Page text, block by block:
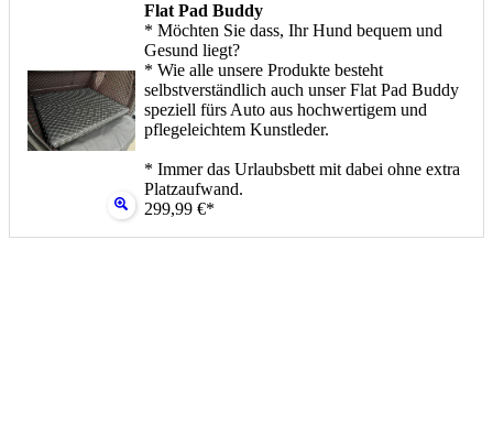
Flat Pad Buddy
* Möchten Sie dass, Ihr Hund bequem und
Gesund liegt?
* Wie alle unsere Produkte besteht
selbstverständlich auch unser Flat Pad Buddy
speziell fürs Auto aus hochwertigem und
pflegeleichtem Kunstleder.
* Immer das Urlaubsbett mit dabei ohne extra
Platzaufwand.
299,99 €*